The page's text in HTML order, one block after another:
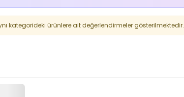
kategorideki ürünlere ait değerlendirmeler gösterilmektedir.